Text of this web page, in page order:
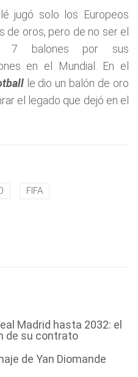
jugó solo los Europeos
de oros, pero de no ser el
7 balones por sus
en el Mundial. En el
le dio un balón de oro
el legado que dejó en el
FIFA
Madrid hasta 2032: el
de su contrato
de Yan Diomande